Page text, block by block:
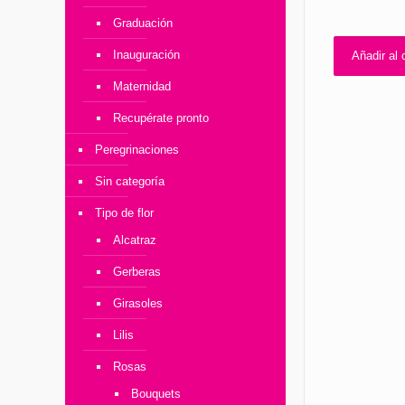
Añadir al
Graduación
Inauguración
Maternidad
Recupérate pronto
Peregrinaciones
Sin categoría
Tipo de flor
Alcatraz
Gerberas
Girasoles
Lilis
Rosas
Bouquets